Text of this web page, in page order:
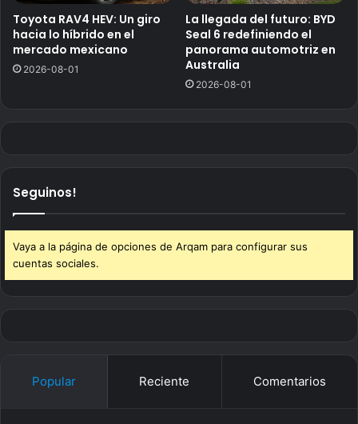
Toyota RAV4 HEV: Un giro
hacia lo híbrido en el
mercado mexicano
2026-08-01
La llegada del futuro: BYD
Seal 6 redefiniendo el
panorama automotriz en
Australia
2026-08-01
Seguinos!
Vaya a la página de opciones de Arqam para configurar sus
cuentas sociales.
Popular Reciente Comentarios